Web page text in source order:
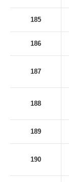
185
186
187
188
189
190